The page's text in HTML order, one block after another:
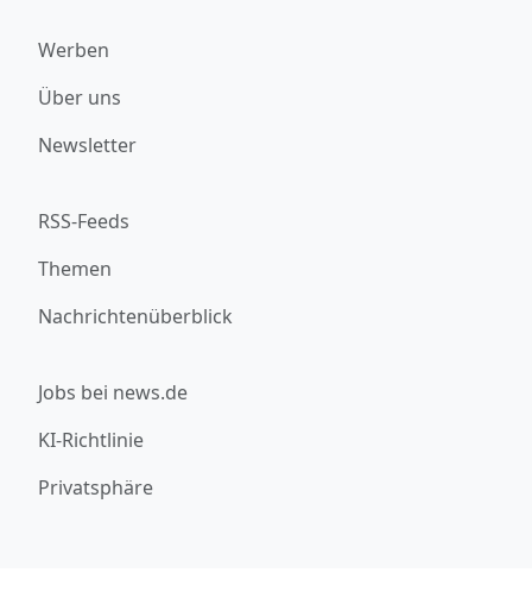
Werben
Über uns
Newsletter
RSS-Feeds
Themen
Nachrichtenüberblick
Jobs bei news.de
KI-Richtlinie
Privatsphäre